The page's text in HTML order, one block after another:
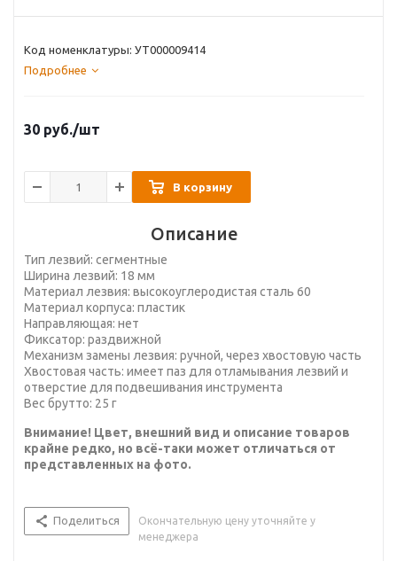
Код номенклатуры: УТ000009414
Подробнее
30 руб./шт
В корзину
Описание
Тип лезвий: сегментные
Ширина лезвий: 18 мм
Материал лезвия: высокоуглеродистая сталь 60
Материал корпуса: пластик
Направляющая: нет
Фиксатор: раздвижной
Механизм замены лезвия: ручной, через хвостовую часть
Хвостовая часть: имеет паз для отламывания лезвий и
отверстие для подвешивания инструмента
Вес брутто: 25 г
Внимание! Цвет, внешний вид и описание товаров
крайне редко, но всё-таки может отличаться от
представленных на фото.
Поделиться
Окончательную цену уточняйте у
менеджера